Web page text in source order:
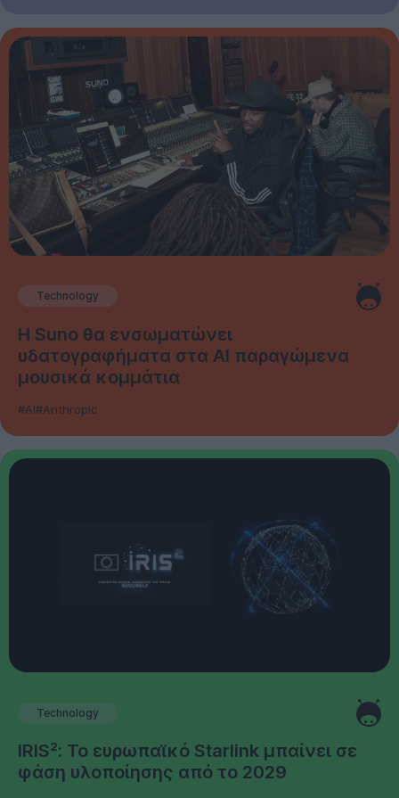
Technology
Η Suno θα ενσωματώνει
υδατογραφήματα στα AI παραγώμενα
μουσικά κομμάτια
#AI#Anthropic
Technology
IRIS²: Το ευρωπαϊκό Starlink μπαίνει σε
φάση υλοποίησης από το 2029